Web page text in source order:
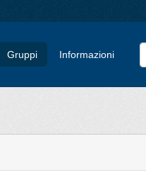
Gruppi Informazioni